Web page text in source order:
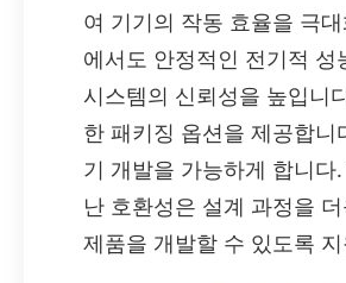
여 기기의 작동 효율을 극
에서도 안정적인 전기적
시스템의 신뢰성을 높입니
한 패키징 옵션을 제공합
기 개발을 가능하게 합니
난 호환성은 설계 과정을
제품을 개발할 수 있도록